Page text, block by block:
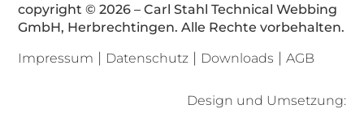
copyright © 2026 – Carl Stahl Technical Webbing
GmbH, Herbrechtingen. Alle Rechte vorbehalten.
Impressum | Datenschutz | Downloads |AGB
Design und Umsetzung: